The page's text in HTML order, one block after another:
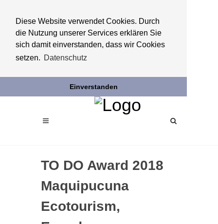
Diese Website verwendet Cookies. Durch
die Nutzung unserer Services erklären Sie
sich damit einverstanden, dass wir Cookies
setzen. Datenschutz
Einverstanden
TO DO Award 2018
Maquipucuna
Ecotourism,